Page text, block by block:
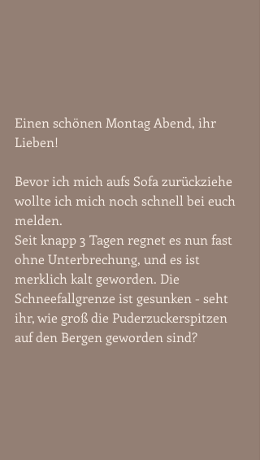
Einen schönen Montag Abend, ihr
Lieben!
Bevor ich mich aufs Sofa zurückziehe
wollte ich mich noch schnell bei euch
melden.
Seit knapp 3 Tagen regnet es nun fast
ohne Unterbrechung, und es ist
merklich kalt geworden. Die
Schneefallgrenze ist gesunken - seht
ihr, wie groß die Puderzuckerspitzen
auf den Bergen geworden sind?